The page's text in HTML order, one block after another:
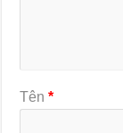
Tên*